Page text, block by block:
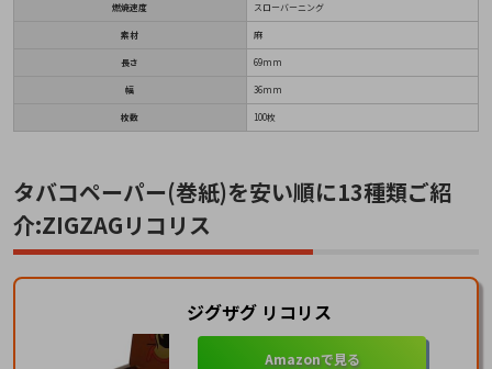
燃焼速度 スローバーニング
素材 麻
長さ 69mm
幅 36mm
枚数 100枚
タバコペーパー(巻紙)を安い順に13種類ご紹
介:ZIGZAGリコリス
ジグザグ リコリス
Amazonで見る